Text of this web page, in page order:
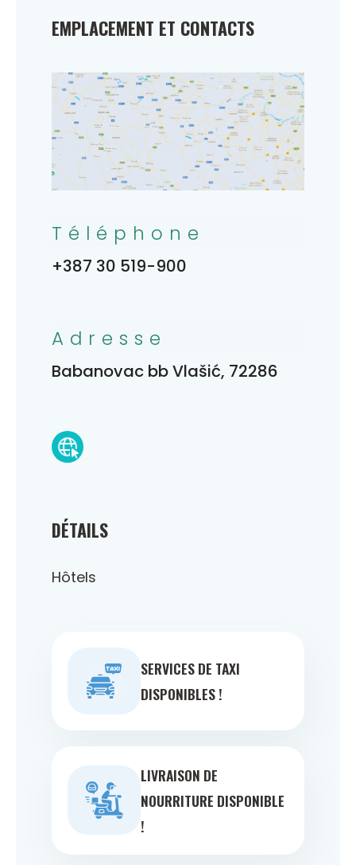
DÉTAILS
Hôtels
SERVICES DE TAXI
DISPONIBLES !
LIVRAISON DE
NOURRITURE DISPONIBLE
!
EMPLACEMENT ET CONTACTS
Téléphone
+387 30 519-900
Adresse
Babanovac bb Vlašić, 72286